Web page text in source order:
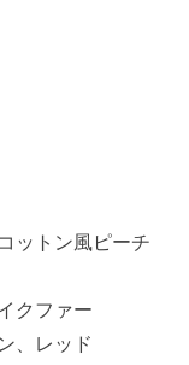
ットン風ピーチ
クファー
、レッド